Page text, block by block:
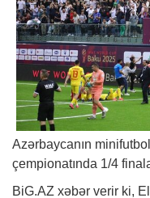
Azərbaycanın
çempionatında 1/4
BiG.AZ xəbər verir ki,